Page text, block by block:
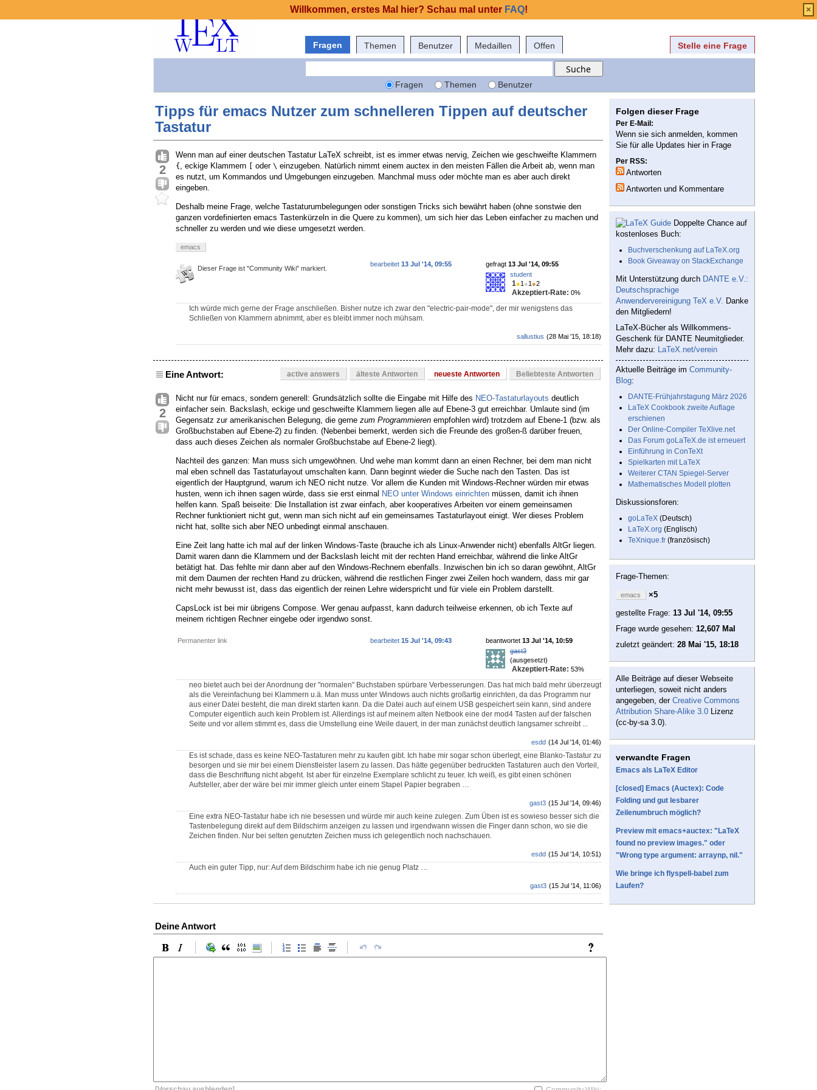
Fragen Themen Benutzer Medaillen Offen Stelle eine Frage
Fragen Themen Benutzer
Tipps für emacs Nutzer zum schnelleren Tippen auf deutscher
Tastatur
2
Wenn man auf einer deutschen Tastatur LaTeX schreibt, ist es immer etwas nervig, Zeichen wie geschweifte Klammern
{ , eckige Klammern oder \ einzugeben. Natürlich nimmt einem auctex in den meisten Fällen die Arbeit ab, wenn man
es nutzt, um Kommandos und Umgebungen einzugeben. Manchmal muss oder möchte man es aber auch direkt
eingeben.
Deshalb meine Frage, welche Tastaturumbelegungen oder sonstigen Tricks sich bewährt haben (ohne sonstwie den
ganzen vordefinierten emacs Tastenkürzeln in die Quere zu kommen), um sich hier das Leben einfacher zu machen und
schneller zu werden und wie diese umgesetzt werden.
emacs
Dieser Frage ist "Community Wiki" markiert.
gefragt 13 Jul '14, 09:55
student
1●1 ●1 ●2
Akzeptiert-Rate: 0%
bearbeitet 13 Jul '14, 09:55
Ich würde mich gerne der Frage anschließen. Bisher nutze ich zwar den "electric-pair-mode", der mir wenigstens das
Schließen von Klammern abnimmt, aber es bleibt immer noch mühsam.
(28 Mai '15, 18:18)
sallustius
Eine Antwort: active answers älteste Antworten neueste Antworten Beliebteste Antworten
2
Nicht nur für emacs, sondern generell: Grundsätzlich sollte die Eingabe mit Hilfe des NEO-Tastaturlayouts deutlich
einfacher sein. Backslash, eckige und geschweifte Klammern liegen alle auf Ebene-3 gut erreichbar. Umlaute sind (im
Gegensatz zur amerikanischen Belegung, die gerne zum Programmieren empfohlen wird) trotzdem auf Ebene-1 (bzw. als
Großbuchstaben auf Ebene-2) zu finden. (Nebenbei bemerkt, werden sich die Freunde des großen-ß darüber freuen,
dass auch dieses Zeichen als normaler Großbuchstabe auf Ebene-2 liegt).
Nachteil des ganzen: Man muss sich umgewöhnen. Und wehe man kommt dann an einen Rechner, bei dem man nicht
mal eben schnell das Tastaturlayout umschalten kann. Dann beginnt wieder die Suche nach den Tasten. Das ist
eigentlich der Hauptgrund, warum ich NEO nicht nutze. Vor allem die Kunden mit Windows-Rechner würden mir etwas
husten, wenn ich ihnen sagen würde, dass sie erst einmal NEO unter Windows einrichten müssen, damit ich ihnen
helfen kann. Spaß beiseite: Die Installation ist zwar einfach, aber kooperatives Arbeiten vor einem gemeinsamen
Rechner funktioniert nicht gut, wenn man sich nicht auf ein gemeinsames Tastaturlayout einigt. Wer dieses Problem
nicht hat, sollte sich aber NEO unbedingt einmal anschauen.
Eine Zeit lang hatte ich mal auf der linken Windows-Taste (brauche ich als Linux-Anwender nicht) ebenfalls AltGr liegen.
Damit waren dann die Klammern und der Backslash leicht mit der rechten Hand erreichbar, während die linke AltGr
betätigt hat. Das fehlte mir dann aber auf den Windows-Rechnern ebenfalls. Inzwischen bin ich so daran gewöhnt, AltGr
mit dem Daumen der rechten Hand zu drücken, während die restlichen Finger zwei Zeilen hoch wandern, dass mir gar
nicht mehr bewusst ist, dass das eigentlich der reinen Lehre widerspricht und für viele ein Problem darstellt.
CapsLock ist bei mir übrigens Compose. Wer genau aufpasst, kann dadurch teilweise erkennen, ob ich Texte auf
meinem richtigen Rechner eingebe oder irgendwo sonst.
Permanenter link beantwortet 13 Jul '14, 10:59
gast3
(ausgesetzt)
Akzeptiert-Rate: 53%
bearbeitet 15 Jul '14, 09:43
neo bietet auch bei der Anordnung der "normalen" Buchstaben spürbare Verbesserungen. Das hat mich bald mehr überzeugt
als die Vereinfachung bei Klammern u.ä. Man muss unter Windows auch nichts großartig einrichten, da das Programm nur
aus einer Datei besteht, die man direkt starten kann. Da die Datei auch auf einem USB gespeichert sein kann, sind andere
Computer eigentlich auch kein Problem ist. Allerdings ist auf meinem alten Netbook eine der mod4 Tasten auf der falschen
Seite und vor allem stimmt es, dass die Umstellung eine Weile dauert, in der man zunächst deutlich langsamer schreibt ...
(14 Jul '14, 01:46)
esdd
Es ist schade, dass es keine NEO-Tastaturen mehr zu kaufen gibt. Ich habe mir sogar schon überlegt, eine Blanko-Tastatur zu
besorgen und sie mir bei einem Dienstleister lasern zu lassen. Das hätte gegenüber bedruckten Tastaturen auch den Vorteil,
dass die Beschriftung nicht abgeht. Ist aber für einzelne Exemplare schlicht zu teuer. Ich weiß, es gibt einen schönen
Aufsteller, aber der wäre bei mir immer gleich unter einem Stapel Papier begraben …
(15 Jul '14, 09:46)
gast3
Eine extra NEO-Tastatur habe ich nie besessen und würde mir auch keine zulegen. Zum Üben ist es sowieso besser sich die
Tastenbelegung direkt auf dem Bildschirm anzeigen zu lassen und irgendwann wissen die Finger dann schon, wo sie die
Zeichen finden. Nur bei selten genutzten Zeichen muss ich gelegentlich noch nachschauen.
(15 Jul '14, 10:51)
esdd
Auch ein guter Tipp, nur: Auf dem Bildschirm habe ich nie genug Platz …
(15 Jul '14, 11:06)
gast3
Deine Antwort
Folgen dieser Frage
Per E-Mail:
Wenn sie sich anmelden, kommen
Sie für alle Updates hier in Frage
Per RSS:
Antworten
Antworten und Kommentare
Doppelte Chance auf
kostenloses Buch:
Buchverschenkung auf LaTeX.org
Book Giveaway on StackExchange
Mit Unterstützung durch DANTE e.V.:
Deutschsprachige
Anwendervereinigung TeX e.V. Danke
den Mitgliedern!
LaTeX-Bücher als Willkommens-
Geschenk für DANTE Neumitglieder.
Mehr dazu: LaTeX.net/verein
Aktuelle Beiträge im Community-
Blog:
DANTE-Frühjahrstagung März 2026
LaTeX Cookbook zweite Auflage
erschienen
Der Online-Compiler TeXlive.net
Das Forum goLaTeX.de ist erneuert
Einführung in ConTeXt
Spielkarten mit LaTeX
Weiterer CTAN Spiegel-Server
Mathematisches Modell plotten
Diskussionsforen:
goLaTeX (Deutsch)
LaTeX.org (Englisch)
TeXnique.fr (französisch)
Frage-Themen:
emacs
×5
gestellte Frage: 13 Jul '14, 09:55
Frage wurde gesehen: 12,607 Mal
zuletzt geändert: 28 Mai '15, 18:18
Alle Beiträge auf dieser Webseite
unterliegen, soweit nicht anders
angegeben, der Creative Commons
Attribution Share-Alike 3.0 Lizenz
(cc-by-sa 3.0).
verwandte Fragen
Emacs als LaTeX Editor
[closed] Emacs (Auctex): Code
Folding und gut lesbarer
Zeilenumbruch möglich?
Preview mit emacs+auctex: "LaTeX
found no preview images." oder
"Wrong type argument: arraynp, nil."
Wie bringe ich flyspell-babel zum
Laufen?
Willkommen, erstes Mal hier? Schau mal unter FAQ! ×